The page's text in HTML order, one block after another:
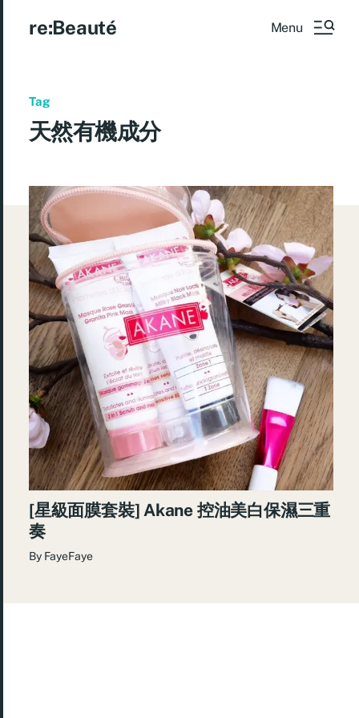
re:Beauté Menu
Tag
天然有機成分
[星級面膜套裝] Akane 控油美白保濕三重
奏
By FayeFaye